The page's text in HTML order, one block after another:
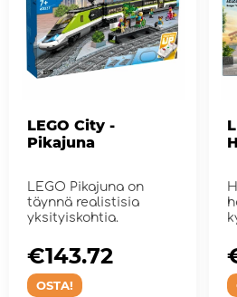
LEGO City -
Pikajuna
LEGO Pikajuna on
täynnä realistisia
yksityiskohtia.
OSTA!
€143.72